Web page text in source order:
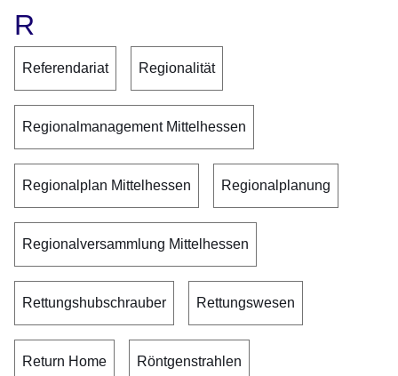
R
Referendariat Regionalität
Regionalmanagement Mittelhessen
Regionalplan Mittelhessen Regionalplanung
Regionalversammlung Mittelhessen
Rettungshubschrauber Rettungswesen
Return Home Röntgenstrahlen